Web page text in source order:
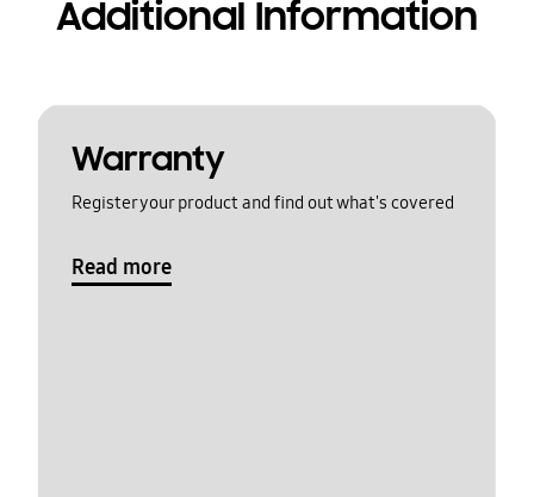
Additional Information
Warranty
Register your product and find out what's covered
Read more